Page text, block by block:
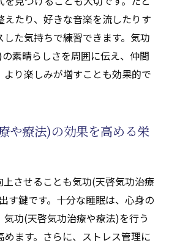
えたり、好きな音楽を流したりす
た気持ちで練習できます。気功
素晴らしさを周囲に伝え、仲間
より楽しみが増すことも効果的で
や療法)の効果を高める栄
させることも気功(天啓気功治療
す鍵です。十分な睡眠は、心身の
功(天啓気功治療や療法)を行う
ます。さらに、ストレス管理に